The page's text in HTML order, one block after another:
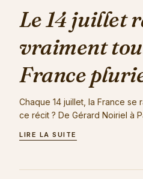
Le 14 juillet
vraiment
France
Chaque 14 juillet, la France se
ce récit ? De Gérard Noiriel à
LIRE LA SUITE